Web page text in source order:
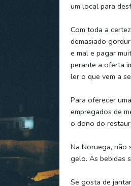
um local para
Com toda a
demasiado
e mal e pagar
perante a oferta
ler o que vem a
Para oferecer
empregados de
o dono do
Na Noruega, não
gelo. As bebidas
Se gosta de